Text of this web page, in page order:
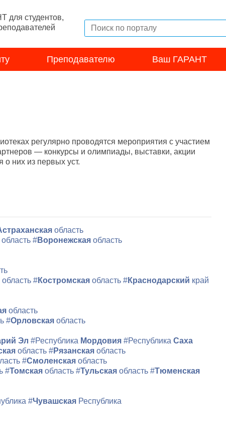
для студентов,
Преподавателю Ваш ГАРАНТ
регулярно проводятся мероприятия с участием
— конкурсы и олимпиады, выставки, акции
них из первых уст.
область
область #Воронежская область
область #Костромская область #Краснодарский край
область
#Орловская область
Эл #Республика Мордовия #Республика Саха
область #Рязанская область
#Смоленская область
#Томская область #Тульская область #Тюменская
#Чувашская Республика